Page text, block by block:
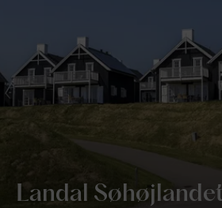
Landal